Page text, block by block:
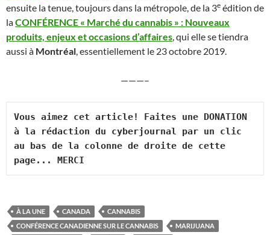
ensuite la tenue, toujours dans la métropole, de la 3e édition de
laCONFÉRENCE « Marché du cannabis » : Nouveaux
produits, enjeux et occasions d’affaires, qui elle se tiendra
aussi à Montréal, essentiellement le 23 octobre 2019.
———–
Vous aimez cet article! Faites une DONATION
à la rédaction du cyberjournal par un clic
au bas de la colonne de droite de cette
page... MERCI
À LA UNE CANADA
CANNABIS
CONFÉRENCE CANADIENNE SUR LE CANNABIS
MARIJUANA